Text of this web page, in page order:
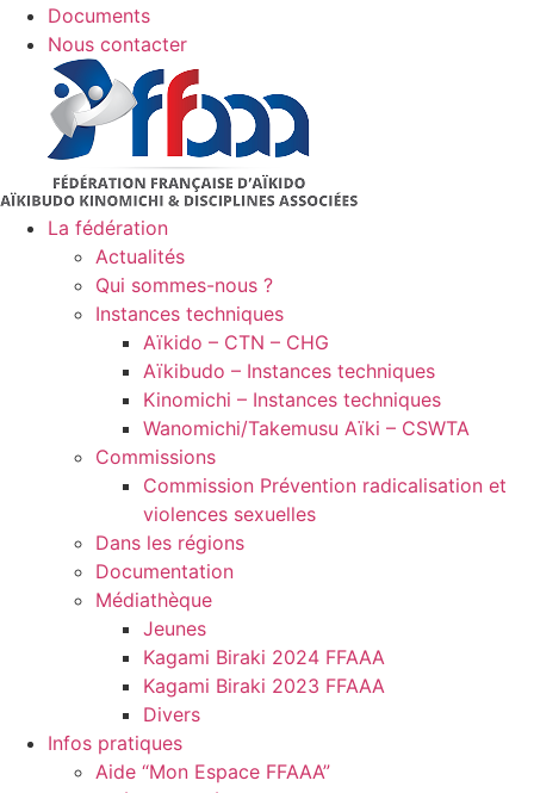
Documents
Nous contacter
La fédération
Actualités
Qui sommes-nous ?
Instances techniques
Aïkido – CTN – CHG
Aïkibudo – Instances techniques
Kinomichi – Instances techniques
Wanomichi/Takemusu Aïki – CSWTA
Commissions
Commission Prévention radicalisation et
violences sexuelles
Dans les régions
Documentation
Médiathèque
Jeunes
Kagami Biraki 2024 FFAAA
Kagami Biraki 2023 FFAAA
Divers
Infos pratiques
Aide “Mon Espace FFAAA”